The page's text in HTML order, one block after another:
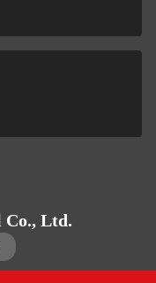
Co., Ltd.